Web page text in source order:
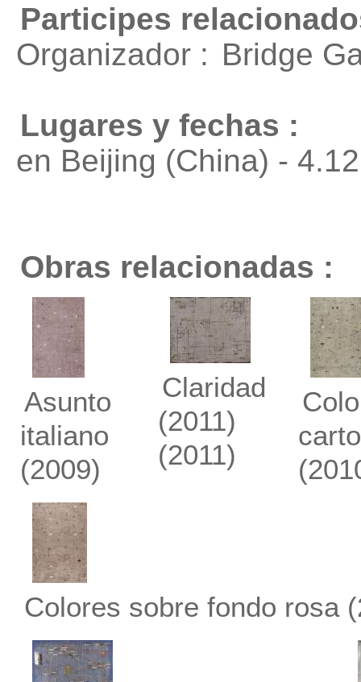
Participes
Organizador : Bridge
Lugares y fechas :
en Beijing (China) -
Obras relacionadas :
Asunto
italiano
(2009)
Claridad
(2011)
(2011)
Colores sobre fondo rosa